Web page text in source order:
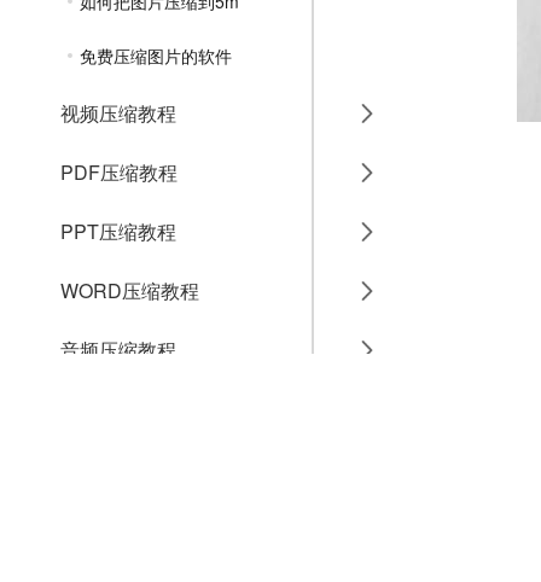
免费压缩图片的软件
视频压缩教程
PDF压缩教程
PPT压缩教程
WORD压缩教程
音频压缩教程